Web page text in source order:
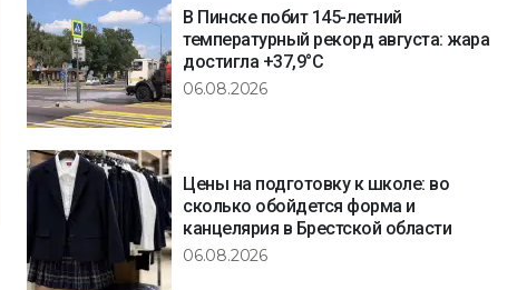
В Пинске побит 145-летний
температурный рекорд августа: жара
достигла +37,9°C
06.08.2026
Цены на подготовку к школе: во
сколько обойдется форма и
канцелярия в Брестской области
06.08.2026